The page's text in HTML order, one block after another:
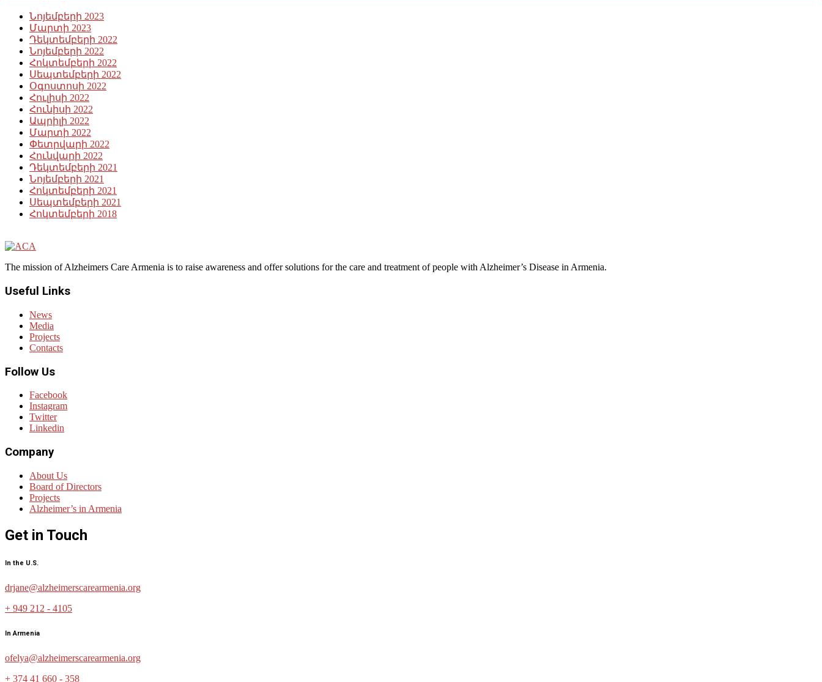
Նոյեմբերի 2023
Մարտի 2023
Դեկտեմբերի 2022
Նոյեմբերի 2022
Հոկտեմբերի 2022
Սեպտեմբերի 2022
Օգոստոսի 2022
Հուլիսի 2022
Հունիսի 2022
Ապրիլի 2022
Մարտի 2022
Փետրվարի 2022
Հունվարի 2022
Դեկտեմբերի 2021
Նոյեմբերի 2021
Հոկտեմբերի 2021
Սեպտեմբերի 2021
Հոկտեմբերի 2018
The mission of Alzheimers Care Armenia is to raise awareness and offer solutions for the care and treatment of people with Alzheimer’s Disease in Armenia.
Useful Links
News
Media
Projects
Contacts
Follow Us
Facebook
Instagram
Twitter
Linkedin
Company
About Us
Board of Directors
Projects
Alzheimer’s in Armenia
Get in Touch
In the U.S.
drjane@alzheimerscarearmenia.org
+ 949 212 - 4105
In Armenia
ofelya@alzheimerscarearmenia.org
+ 374 41 660 - 358